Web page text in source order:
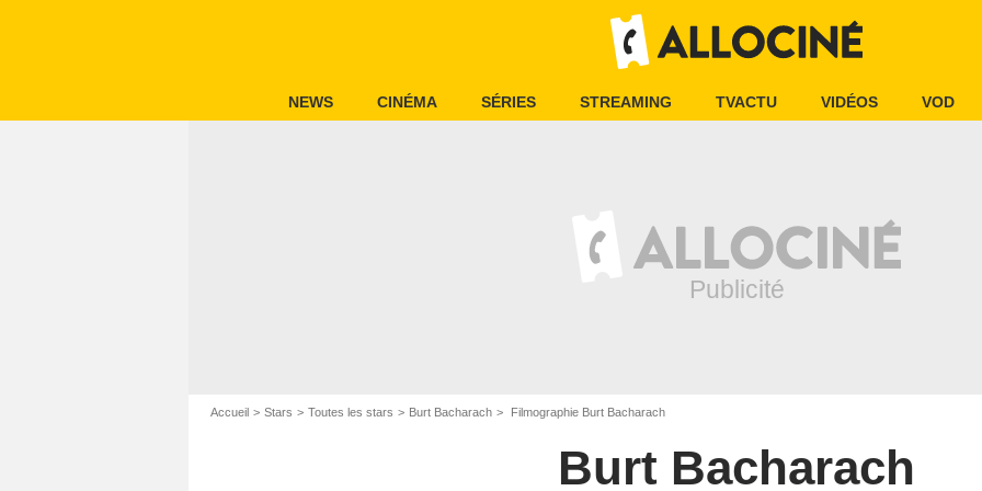
NEWS CINÉMA SÉRIES STREAMING TVACTU VIDÉOS VOD
Accueil Stars Toutes les stars Burt Bacharach Filmographie Burt Bacharach
Burt Bacharach